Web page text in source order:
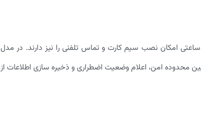
امکان نصب سیم کارت و تماس تلفنی را نیز دارند. در مدل
محدوده امن، اعلام وضعیت اضطراری و ذخیره سازی اطلاعات از